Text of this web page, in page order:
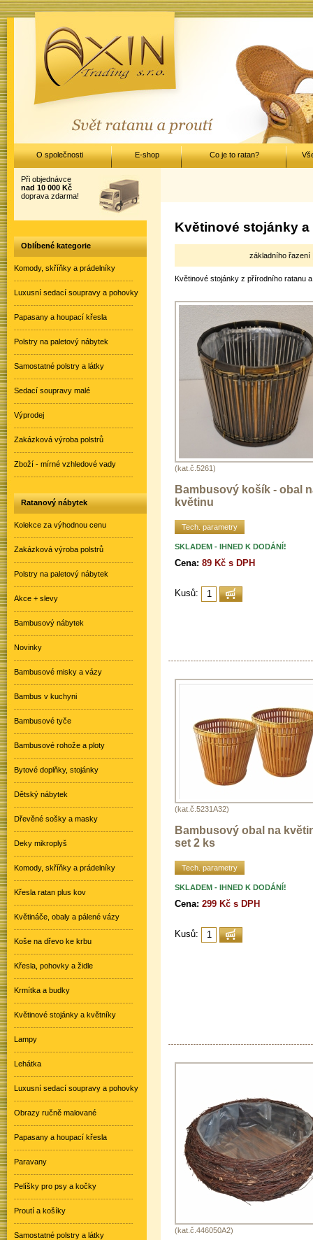
Květinové stojánky
základního řazení
Květinové stojánky z přírodního ratanu
(kat.č.5261)
Bambusový košík - obal
květinu
Tech. parametry
SKLADEM - IHNED K DODÁNÍ!
Cena: 89 Kč s DPH
Kusů:
(kat.č.5231A32)
Bambusový obal na
set 2 ks
Tech. parametry
SKLADEM - IHNED K DODÁNÍ!
Cena: 299 Kč s DPH
Kusů:
(kat.č.446050A2)
Při objednávce
nad 10 000 Kč
doprava zdarma!
Oblíbené kategorie
Komody, skříňky a prádelníky
Luxusní sedací soupravy a pohovky
Papasany a houpací křesla
Polstry na paletový nábytek
Samostatné polstry a látky
Sedací soupravy malé
Výprodej
Zakázková výroba polstrů
Zboží - mírné vzhledové vady
Ratanový nábytek
Kolekce za výhodnou cenu
Zakázková výroba polstrů
Polstry na paletový nábytek
Akce + slevy
Bambusový nábytek
Novinky
Bambusové misky a vázy
Bambus v kuchyni
Bambusové tyče
Bambusové rohože a ploty
Bytové doplňky, stojánky
Dětský nábytek
Dřevěné sošky a masky
Deky mikroplyš
Komody, skříňky a prádelníky
Křesla ratan plus kov
Květináče, obaly a pálené vázy
Koše na dřevo ke krbu
Křesla, pohovky a židle
Krmítka a budky
Květinové stojánky a květníky
Lampy
Lehátka
Luxusní sedací soupravy a pohovky
Obrazy ručně malované
Papasany a houpací křesla
Paravany
Pelíšky pro psy a kočky
Proutí a košíky
Samostatné polstry a látky
O společnosti E-shop Co je to ratan?